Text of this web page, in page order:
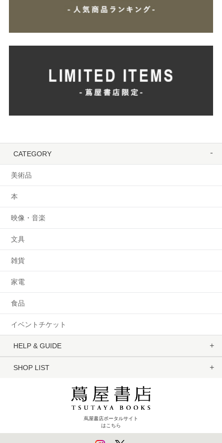
CATEGORY
美術品
本
映像・音楽
文具
雑貨
家電
食品
イベントチケット
HELP & GUIDE
SHOP LIST
蔦屋書店ポータルサイト
はこちら